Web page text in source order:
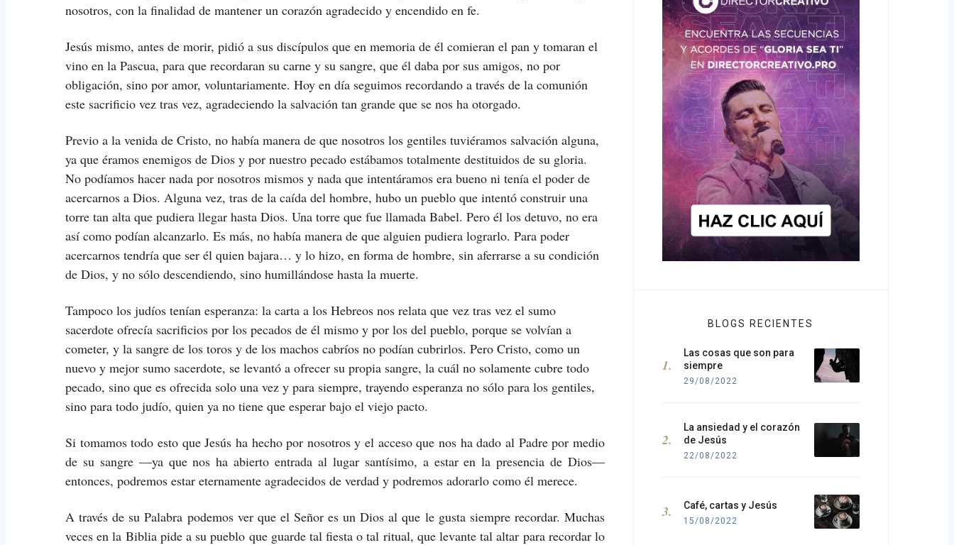
nosotros, con la finalidad de mantener un corazón agradecido y encendido en fe.
Jesús mismo, antes de morir, pidió a sus discípulos que en memoria de él comieran el pan y tomaran el
vino en la Pascua, para que recordaran su carne y su sangre, que él daba por sus amigos, no por
obligación, sino por amor, voluntariamente. Hoy en día seguimos recordando a través de la comunión
este sacrificio vez tras vez, agradeciendo la salvación tan grande que se nos ha otorgado.
Previo a la venida de Cristo, no había manera de que nosotros los gentiles tuviéramos salvación alguna,
ya que éramos enemigos de Dios y por nuestro pecado estábamos totalmente destituidos de su gloria.
No podíamos hacer nada por nosotros mismos y nada que intentáramos era bueno ni tenía el poder de
acercarnos a Dios. Alguna vez, tras de la caída del hombre, hubo un pueblo que intentó construir una
torre tan alta que pudiera llegar hasta Dios. Una torre que fue llamada Babel. Pero él los detuvo, no era
así como podían alcanzarlo. Es más, no había manera de que alguien pudiera lograrlo. Para poder
acercarnos tendría que ser él quien bajara… y lo hizo, en forma de hombre, sin aferrarse a su condición
de Dios, y no sólo descendiendo, sino humillándose hasta la muerte.
Tampoco los judíos tenían esperanza: la carta a los Hebreos nos relata que vez tras vez el sumo
sacerdote ofrecía sacrificios por los pecados de él mismo y por los del pueblo, porque se volvían a
cometer, y la sangre de los toros y de los machos cabríos no podían cubrirlos. Pero Cristo, como un
nuevo y mejor sumo sacerdote, se levantó a ofrecer su propia sangre, la cuál no solamente cubre todo
pecado, sino que es ofrecida solo una vez y para siempre, trayendo esperanza no sólo para los gentiles,
sino para todo judío, quien ya no tiene que esperar bajo el viejo pacto.
Si tomamos todo esto que Jesús ha hecho por nosotros y el acceso que nos ha dado al Padre por medio
de su sangre —ya que nos ha abierto entrada al lugar santísimo, a estar en la presencia de Dios—
entonces, podremos estar eternamente agradecidos de verdad y podremos adorarlo como él merece.
A través de su Palabra podemos ver que el Señor es un Dios al que le gusta siempre recordar. Muchas
veces en la Biblia pide a su pueblo que guarde tal fiesta o tal ritual, que levante tal altar para recordar lo
BLOGS RECIENTES
Las cosas que son para
siempre
29/08/2022
La ansiedad y el corazón
de Jesús
22/08/2022
Café, cartas y Jesús
15/08/2022